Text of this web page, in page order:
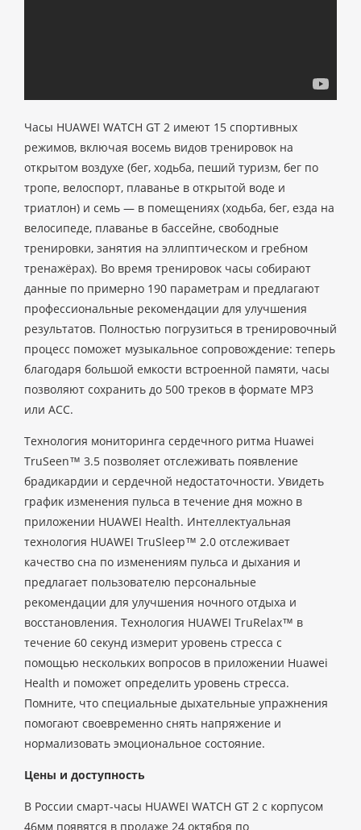
Часы HUAWEI WATCH GT 2 имеют 15 спортивных
режимов, включая восемь видов тренировок на
открытом воздухе (бег, ходьба, пеший туризм, бег по
тропе, велоспорт, плаванье в открытой воде и
триатлон) и семь — в помещениях (ходьба, бег, езда на
велосипеде, плаванье в бассейне, свободные
тренировки, занятия на эллиптическом и гребном
тренажёрах). Во время тренировок часы собирают
данные по примерно 190 параметрам и предлагают
профессиональные рекомендации для улучшения
результатов. Полностью погрузиться в тренировочный
процесс поможет музыкальное сопровождение: теперь
благодаря большой емкости встроенной памяти, часы
позволяют сохранить до 500 треков в формате MP3
или ACC.
Технология мониторинга сердечного ритма Huawei
TruSeen™ 3.5 позволяет отслеживать появление
брадикардии и сердечной недостаточности. Увидеть
график изменения пульса в течение дня можно в
приложении HUAWEI Health. Интеллектуальная
технология HUAWEI TruSleep™ 2.0 отслеживает
качество сна по изменениям пульса и дыхания и
предлагает пользователю персональные
рекомендации для улучшения ночного отдыха и
восстановления. Технология HUAWEI TruRelax™ в
течение 60 секунд измерит уровень стресса с
помощью нескольких вопросов в приложении Huawei
Health и поможет определить уровень стресса.
Помните, что специальные дыхательные упражнения
помогают своевременно снять напряжение и
нормализовать эмоциональное состояние.
Цены и доступность
В России смарт-часы HUAWEI WATCH GT 2 с корпусом
46мм появятся в продаже 24 октября по